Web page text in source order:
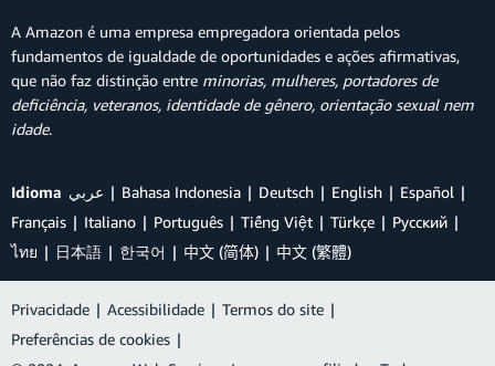
A Amazon é uma empresa empregadora orientada pelos
fundamentos de igualdade de oportunidades e ações afirmativas,
que não faz distinção entre minorias, mulheres, portadores de
deficiência, veteranos, identidade de gênero, orientação sexual nem
idade.
Idioma عربي Bahasa Indonesia Deutsch English
Español
Français
Italiano Português Tiếng Việt Türkçe
Ρусский
ไทย
日本語 한국어 中文 (简体) 中文 (繁體)
Privacidade | Acessibilidade | Termos do site |
Preferências de cookies |